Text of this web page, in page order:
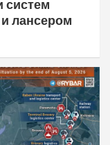
систем
лансером